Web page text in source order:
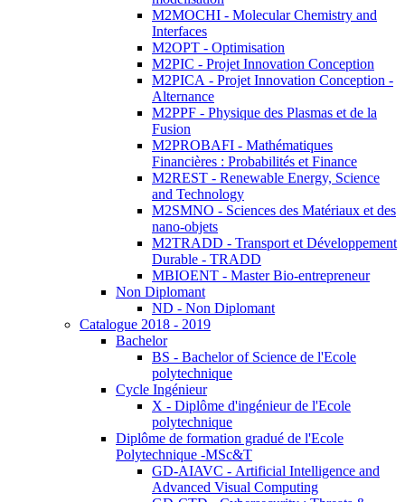
M2MOCHI - Molecular Chemistry and
Interfaces
M2OPT - Optimisation
M2PIC - Projet Innovation Conception
M2PICA - Projet Innovation Conception -
Alternance
M2PPF - Physique des Plasmas et de la
Fusion
M2PROBAFI - Mathématiques
Financières : Probabilités et Finance
M2REST - Renewable Energy, Science
and Technology
M2SMNO - Sciences des Matériaux et des
nano-objets
M2TRADD - Transport et Développement
Durable - TRADD
MBIOENT - Master Bio-entrepreneur
Non Diplomant
ND - Non Diplomant
Catalogue 2018 - 2019
Bachelor
BS - Bachelor of Science de l'Ecole
polytechnique
Cycle Ingénieur
X - Diplôme d'ingénieur de l'Ecole
polytechnique
Diplôme de formation gradué de l'Ecole
Polytechnique -MSc&T
GD-AIAVC - Artificial Intelligence and
Advanced Visual Computing